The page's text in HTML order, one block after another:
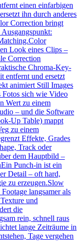
einen einfarbigen
ihn durch anderes
Correction bringt
Color
Look eines Clips –
Correction
Chroma-Key-
entfernt und ersetzt
animiert Still Images
Fotos sich wie Video
Wert zu einem
– und die Software
Up Table) mappt
zu einem
Effekte, Grades
Track oder
dem Hauptbild –
Ein Punch-in ist ein
Detail – oft hard,
zu erzeugen.Slow
langsamer als
und
die
rein, schnell raus
lange Zeiträume in
Tage vergehen